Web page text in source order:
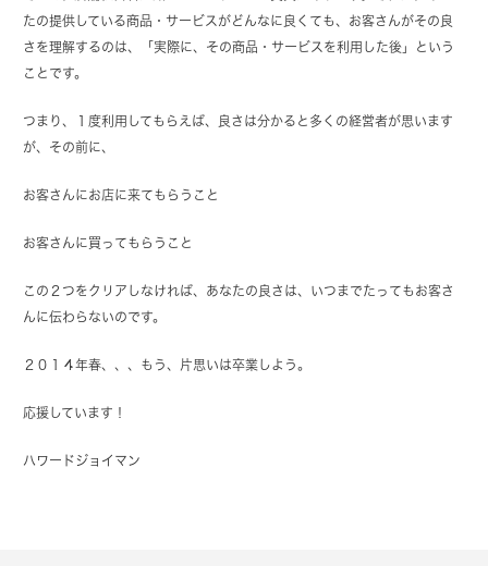
たの提供している商品・サービスがどんなに良くても、お客さんがその良
さを理解するのは、「実際に、その商品・サービスを利用した後」という
ことです。
つまり、１度利用してもらえば、良さは分かると多くの経営者が思います
が、その前に、
お客さんにお店に来てもらうこと
お客さんに買ってもらうこと
この２つをクリアしなければ、あなたの良さは、いつまでたってもお客さ
んに伝わらないのです。
２０１４年春、、、もう、片思いは卒業しよう。
応援しています！
ハワードジョイマン